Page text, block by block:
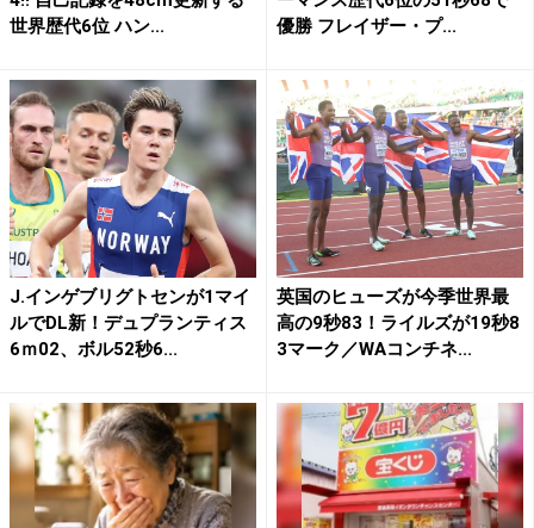
世界歴代6位 ハン...
優勝 フレイザー・プ...
J.インゲブリグトセンが1マイ
ルでDL新！デュプランティス
6ｍ02、ボル52秒6...
英国のヒューズが今季世界最
高の9秒83！ライルズが19秒8
3マーク／WAコンチネ...